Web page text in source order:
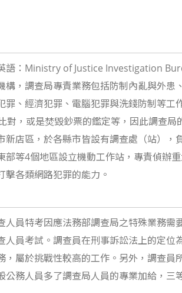
語： Ministry of Justice Investigation
構，調查局專責業務包括防制內亂與外
罪、經濟犯罪、電腦犯罪與洗錢防制等工
對，或是焚毀鈔票的鑑定等，因此調查
新店區，於各縣市皆設有調查處（站），
部等4個地區設立機動工作站，專責偵辦
擊各類網路犯罪的能力。
人員特考因應法務部調查局之特殊業務
人員考試。調查員在刑事訴訟法上的定
，屬於挑戰性較高的工作。另外，調查
公務人員多了調查局人員的專業加給，三